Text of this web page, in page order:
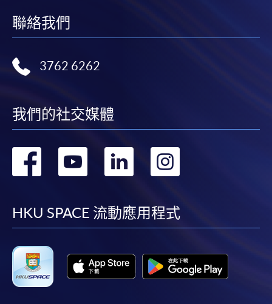
聯絡我們
3762 6262
我們的社交媒體
轉
facebook
轉
youtube
轉
linkedin
HKU SPACE 流動應用程式